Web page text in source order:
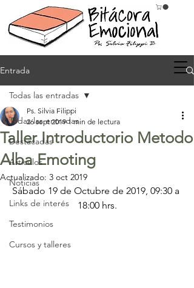
Entrada
Todas las entradas
Destacadas
Artículos
Noticias
Links de interés
Testimonios
Cursos y talleres
Todas las entradas
Taller Introductorio Metodo
Alba Emoting
Ps. Silvia Filippi
26 sept 2019 1 min de lectura
Actualizado: 3 oct 2019
Sábado 19 de Octubre de 2019, 09:30 a
18:00 hrs.